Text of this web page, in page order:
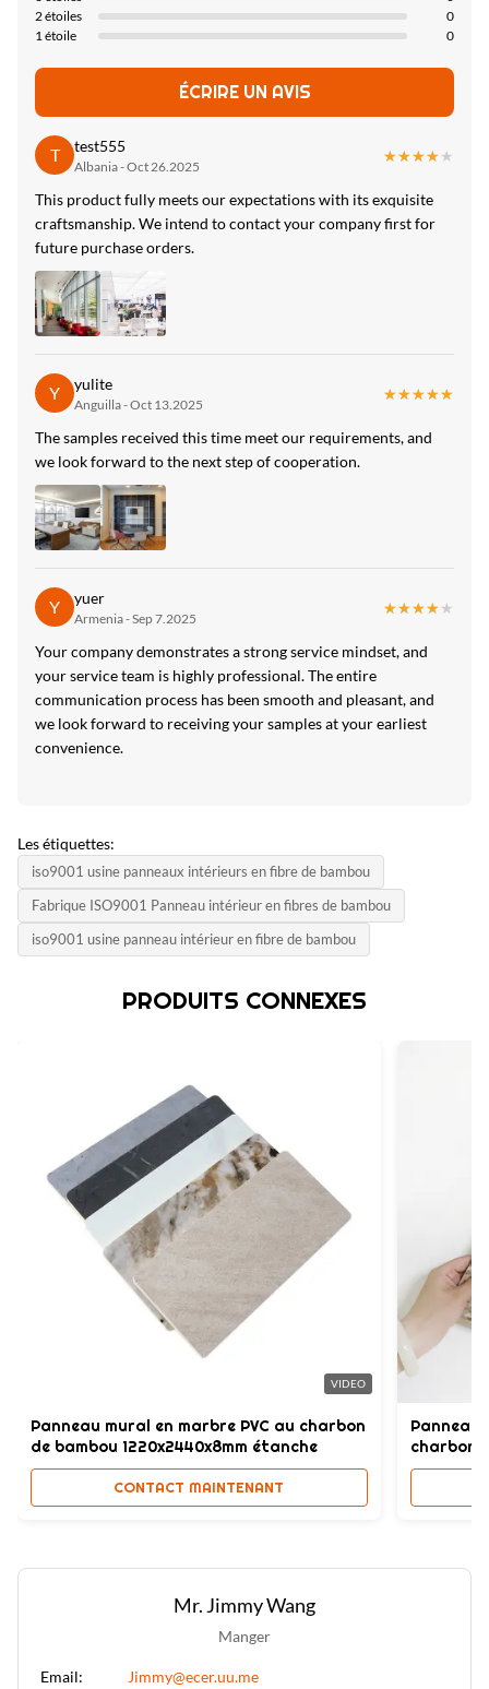
Advantage:
Installation facile, protection de l'environnement, flexible ，
Fire Rating:
B
High Light:
Panneau de particules en bambou de charbon de bois en métal
personnalisable
Panneau de particules imperméable de charbon de bois de
bambou en métal
décoration intérieure
2 étoiles
0
1 étoile
0
ÉCRIRE UN AVIS
T test555
Albania - Oct 26.2025
★★★★★
★★★★★
This product fully meets our expectations with its exquisite
craftsmanship. We intend to contact your company first for
future purchase orders.
Y yulite
Anguilla - Oct 13.2025
★★★★★
★★★★★
The samples received this time meet our requirements, and
we look forward to the next step of cooperation.
Y yuer
Armenia - Sep 7.2025
★★★★★
★★★★★
Your company demonstrates a strong service mindset, and
your service team is highly professional. The entire
communication process has been smooth and pleasant, and
we look forward to receiving your samples at your earliest
convenience.
Les étiquettes:
iso9001 usine panneaux intérieurs en fibre de bambou
Fabrique ISO9001 Panneau intérieur en fibres de bambou
iso9001 usine panneau intérieur en fibre de bambou
PRODUITS CONNEXES
VIDEO
Panneau mural en marbre PVC au charbon
de bambou 1220x2440x8mm étanche
CONTACT MAINTENANT
Panneau
charbon
Mr. Jimmy Wang
Manger
Email:
Jimmy@ecer.uu.me